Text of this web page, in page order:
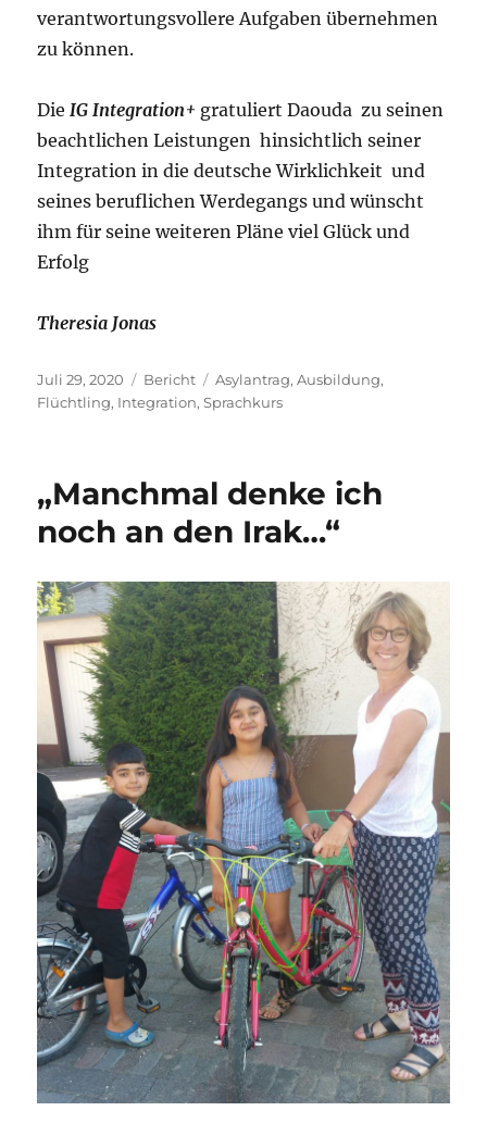
verantwortungsvollere Aufgaben übernehmen
zu können.
Die IG Integration+ gratuliert Daouda zu seinen
beachtlichen Leistungen hinsichtlich seiner
Integration in die deutsche Wirklichkeit und
seines beruflichen Werdegangs und wünscht
ihm für seine weiteren Pläne viel Glück und
Erfolg
Theresia Jonas
Veröffentlicht
am
Juli 29, 2020 Kategorien
Bericht Schlagwörter
Asylantrag,Ausbildung,
Flüchtling, Integration,Sprachkurs
„Manchmal denke ich
noch an den Irak…“